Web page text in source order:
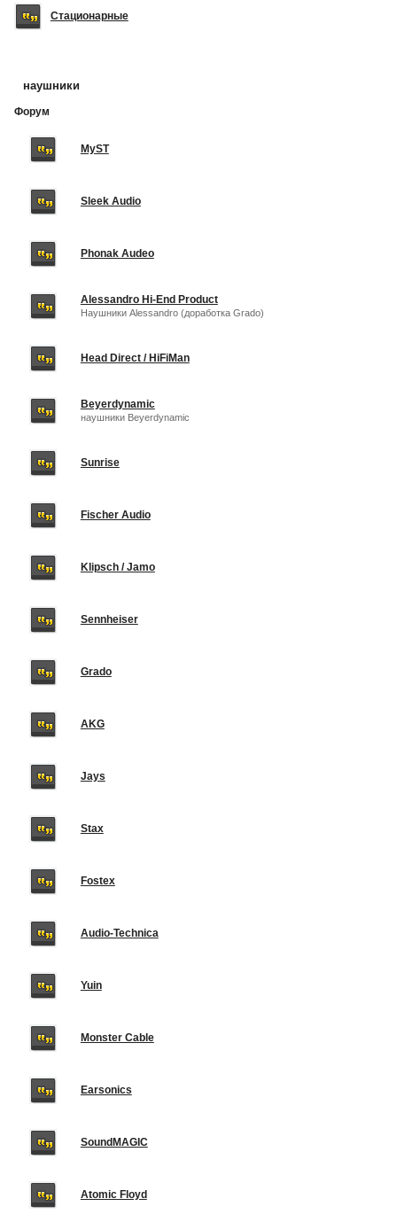
Стационарные
наушники
Форум
MyST
Sleek Audio
Phonak Audeo
Alessandro Hi-End Product
Наушники Alessandro (доработка Grado)
Head Direct / HiFiMan
Beyerdynamic
наушники Beyerdynamic
Sunrise
Fischer Audio
Klipsch / Jamo
Sennheiser
Grado
AKG
Jays
Stax
Fostex
Audio-Technica
Yuin
Monster Cable
Earsonics
SoundMAGIC
Atomic Floyd